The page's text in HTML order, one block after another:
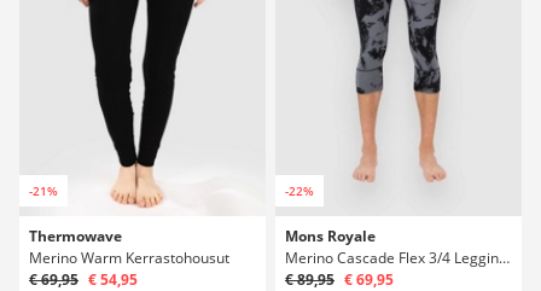
-21%
Thermowave
Merino Warm Kerrastohousut
€ 69,95 € 54,95
-22%
Mons Royale
Merino Cascade Flex 3/4 Legging Kerrastohousut
€ 89,95 € 69,95